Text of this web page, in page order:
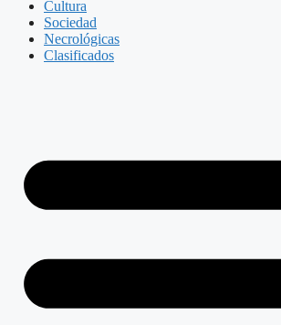
Cultura
Sociedad
Necrológicas
Clasificados